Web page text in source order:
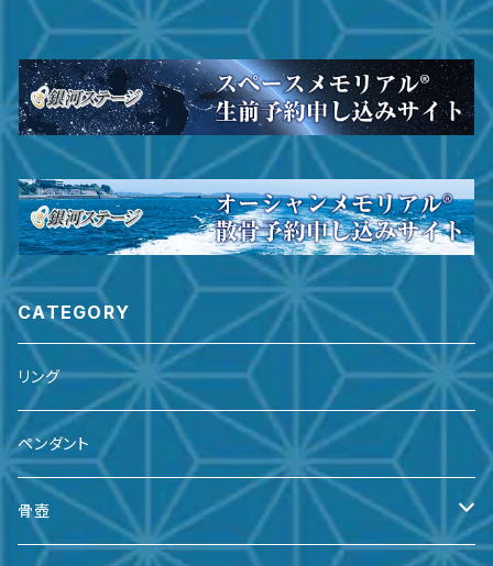
CATEGORY
リング
ペンダント
骨壺